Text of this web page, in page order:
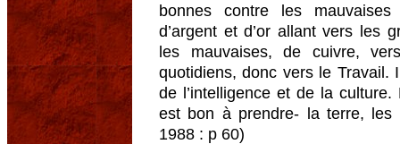
bonnes contre les
d’argent et d’or allant vers les
les mauvaises, de cuivre,
quotidiens, donc vers le Travail.
de l’intelligence et de la
est bon à prendre- la terre, les
1988 : p 60)